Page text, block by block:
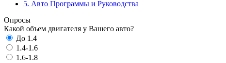
5. Авто Программы и Руководства
Опросы
Какой объем двигателя у Вашего авто?
До 1.4
1.4-1.6
1.6-1.8